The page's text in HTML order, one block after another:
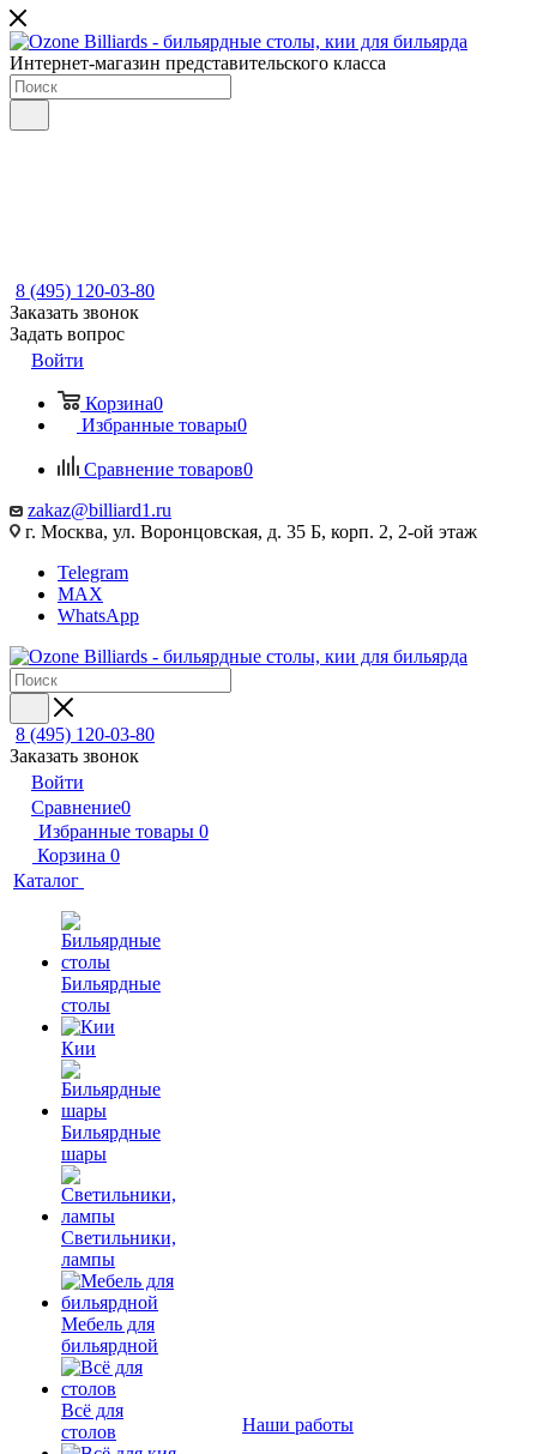
Интернет-магазин представительского класса
8 (495) 120-03-80
Заказать звонок
Задать вопрос
Войти
Корзина0
Избранные товары0
Сравнение товаров0
zakaz@billiard1.ru
г. Москва, ул. Воронцовская, д. 35 Б, корп. 2, 2-ой этаж
Telegram
MAX
WhatsApp
8 (495) 120-03-80
Заказать звонок
Войти
Сравнение0
Избранные товары 0
Корзина 0
Каталог
Бильярдные
столы
Кии
Бильярдные
шары
Светильники,
лампы
Мебель для
бильярдной
Всё для
столов
Наши работы